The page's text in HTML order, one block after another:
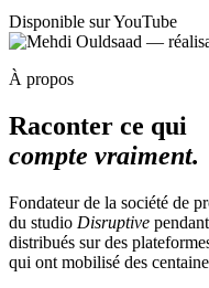
Disponible sur YouTube
À propos
Raconter ce qui
compte vraiment.
Fondateur de la société de
du studio Disruptive
distribués sur des
qui ont mobilisé des